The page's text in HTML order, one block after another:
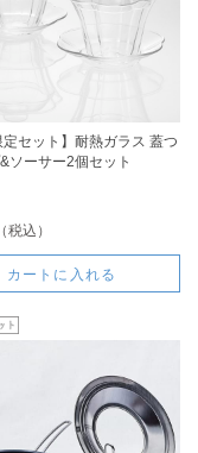
定セット】耐熱ガラス 蓋つ
ソーサー2個セット
込）
カートに入れる